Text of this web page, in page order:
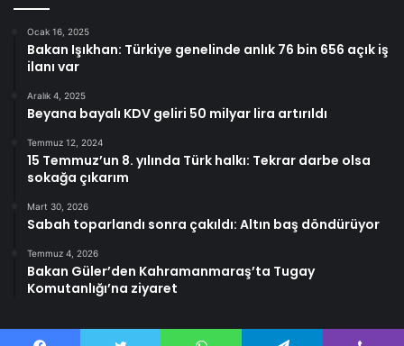
Ocak 16, 2025
Bakan Işıkhan: Türkiye genelinde anlık 76 bin 656 açık iş
ilanı var
Aralık 4, 2025
Beyana bayalı KDV geliri 50 milyar lira artırıldı
Temmuz 12, 2024
15 Temmuz’un 8. yılında Türk halkı: Tekrar darbe olsa
sokağa çıkarım
Mart 30, 2026
Sabah toparlandı sonra çakıldı: Altın baş döndürüyor
Temmuz 4, 2026
Bakan Güler’den Kahramanmaraş’ta Tugay
Komutanlığı’na ziyaret